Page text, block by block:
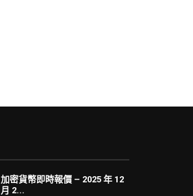
加密貨幣即時報價 – 2025 年 12
月 2...